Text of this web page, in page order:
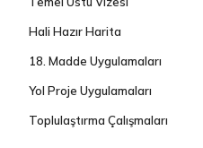
Hali Hazır Harita
18. Madde Uygulamaları
Yol Proje Uygulamaları
Toplulaştırma Çalışmaları